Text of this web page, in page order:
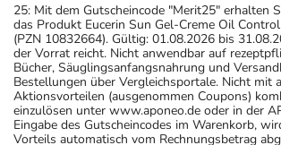
25: Mit dem Gutscheincode "Merit25" erhalten
das Produkt Eucerin Sun Gel-Creme Oil
(PZN 10832664). Gültig: 01.08.2026 bis
der Vorrat reicht. Nicht anwendbar auf
Bücher, Säuglingsanfangsnahrung und
Bestellungen über Vergleichsportale. Nicht mit
Aktionsvorteilen (ausgenommen Coupons)
einzulösen unter www.aponeo.de oder in der
Eingabe des Gutscheincodes im Warenkorb,
Vorteils automatisch vom Rechnungsbetrag